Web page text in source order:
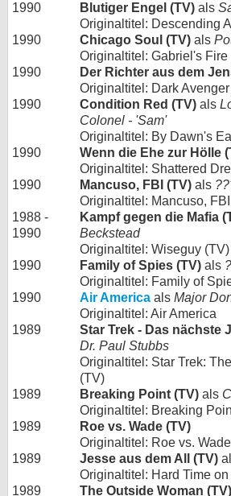
1990
Blutiger Engel (TV) als
Originaltitel: Descending
1990
Chicago Soul (TV) als
Originaltitel: Gabriel's Fire
1990
Der Richter aus dem
Originaltitel: Dark
1990
Condition Red (TV) als
Colonel - 'Sam'
Originaltitel: By Dawn's
1990
Wenn die Ehe zur Hölle
Originaltitel: Shattered
1990
Mancuso, FBI (TV) als
Originaltitel: Mancuso,
1988 -
1990
Kampf gegen die Mafia
Beckstead
Originaltitel: Wiseguy (TV)
1990
Family of Spies (TV) als
Originaltitel: Family of
1990
Air America als Major
Originaltitel: Air America
1989
Star Trek - Das nächste
Dr. Paul Stubbs
Originaltitel: Star Trek:
(TV)
1989
Breaking Point (TV) als
Originaltitel: Breaking
1989
Roe vs. Wade (TV)
Originaltitel: Roe vs.
1989
Jesse aus dem All (TV)
Originaltitel: Hard Time
1989
The Outside Woman (TV)